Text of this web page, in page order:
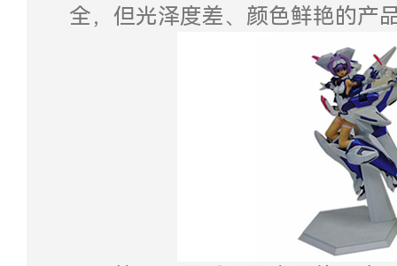
全，但光泽度差、颜色鲜艳的产